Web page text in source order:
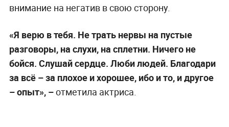
внимание на негатив в свою сторону.
«Я верю в тебя. Не трать нервы на пустые
разговоры, на слухи, на сплетни. Ничего не
бойся. Слушай сердце. Люби людей. Благодари
за всё – за плохое и хорошее, ибо и то, и другое
– опыт», –отметила актриса.